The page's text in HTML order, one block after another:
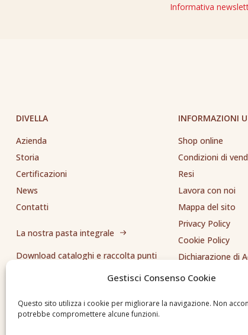
Gestisci Consenso Cookie
Questo sito utilizza i cookie per migliorare la navigazione. Non
potrebbe compromettere alcune funzioni.
Informativa
DIVELLA
Azienda
Storia
Certificazioni
News
Contatti
La nostra pasta integrale
Download cataloghi e raccolta punti
INFORMAZIONI
Shop online
Condizioni di
Resi
Lavora con noi
Mappa del sito
Privacy Policy
Cookie Policy
Dichiarazione di
Whistleblowing